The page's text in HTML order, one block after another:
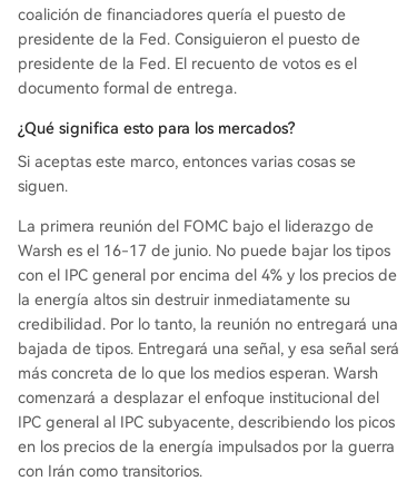
coalición de financiadores quería el puesto de
presidente de la Fed. Consiguieron el puesto de
presidente de la Fed. El recuento de votos es el
documento formal de entrega.
¿Qué significa esto para los mercados?
Si aceptas este marco, entonces varias cosas se
siguen.
La primera reunión del FOMC bajo el liderazgo de
Warsh es el 16-17 de junio. No puede bajar los tipos
con el IPC general por encima del 4% y los precios de
la energía altos sin destruir inmediatamente su
credibilidad. Por lo tanto, la reunión no entregará una
bajada de tipos. Entregará una señal, y esa señal será
más concreta de lo que los medios esperan. Warsh
comenzará a desplazar el enfoque institucional del
IPC general al IPC subyacente, describiendo los picos
en los precios de la energía impulsados por la guerra
con Irán como transitorios.